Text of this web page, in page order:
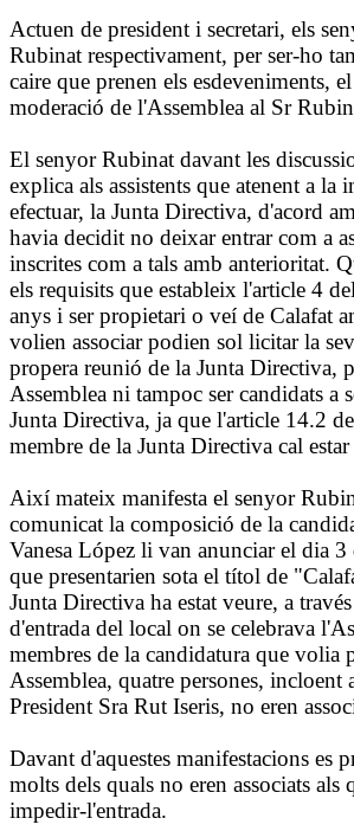
Actuen de president i secretari, els
Rubinat respectivament, per ser-ho
caire que prenen els esdeveniments,
moderació de l'Assemblea al Sr
El senyor Rubinat davant les
explica als assistents que atenent a la
efectuar, la Junta Directiva, d'acord
havia decidit no deixar entrar com a
inscrites com a tals amb anterioritat.
els requisits que estableix l'article 4
anys i ser propietari o veí de Calafat
volien associar podien sol licitar la
propera reunió de la Junta Directiva,
Assemblea ni tampoc ser candidats a
Junta Directiva, ja que l'article 14.2
membre de la Junta Directiva cal estar
Així mateix manifesta el senyor
comunicat la composició de la
Vanesa López li van anunciar el dia
que presentarien sota el títol de
Junta Directiva ha estat veure, a
d'entrada del local on se celebrava
membres de la candidatura que volia
Assemblea, quatre persones,
President Sra Rut Iseris, no eren
Davant d'aquestes manifestacions es
molts dels quals no eren associats
impedir-l'entrada.